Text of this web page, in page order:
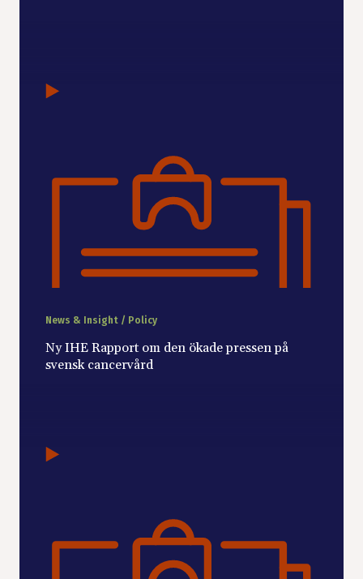
News & Insight / Policy
Ny IHE Rapport om den ökade pressen på
svensk cancervård